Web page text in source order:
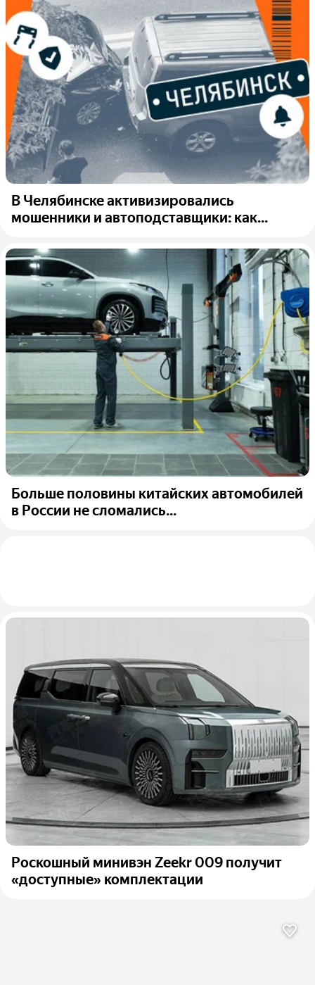
В Челябинске активизировались
мошенники и автоподставщики: как...
Больше половины китайских автомобилей
в России не сломались...
Роскошный минивэн Zeekr 009 получит
«доступные» комплектации